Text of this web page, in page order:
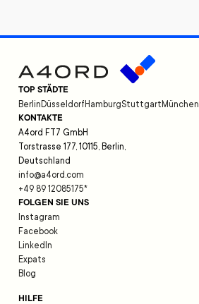
TOP STÄDTE
Berlin Düsseldorf HamburgStuttgart München
KONTAKTE
A4ord FT7 GmbH
Torstrasse 177, 10115, Berlin,
Deutschland
info@a4ord.com
+49 89 12085175*
FOLGEN SIE UNS
Instagram
Facebook
LinkedIn
Expats
Blog
HILFE